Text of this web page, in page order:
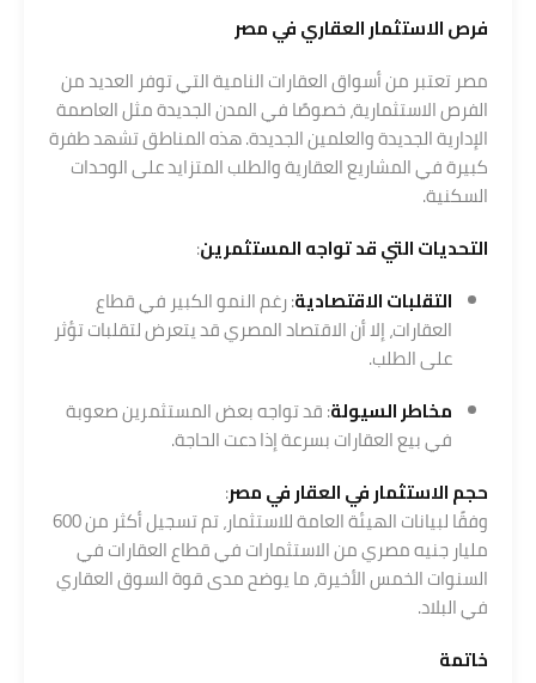
فرص الاستثمار العقاري في مصر
مصر تعتبر من أسواق العقارات النامية التي توفر العديد من
الفرص الاستثمارية، خصوصًا في المدن الجديدة مثل العاصمة
الإدارية الجديدة والعلمين الجديدة. هذه المناطق تشهد طفرة
كبيرة في المشاريع العقارية والطلب المتزايد على الوحدات
السكنية.
التحديات التي قد تواجه المستثمرين:
التقلبات الاقتصادية: رغم النمو الكبير في قطاع
العقارات، إلا أن الاقتصاد المصري قد يتعرض لتقلبات تؤثر
على الطلب.
مخاطر السيولة: قد تواجه بعض المستثمرين صعوبة
في بيع العقارات بسرعة إذا دعت الحاجة.
حجم الاستثمار في العقار في مصر:
وفقًا لبيانات الهيئة العامة للاستثمار، تم تسجيل أكثر من 600
مليار جنيه مصري من الاستثمارات في قطاع العقارات في
السنوات الخمس الأخيرة، ما يوضح مدى قوة السوق العقاري
في البلاد.
خاتمة